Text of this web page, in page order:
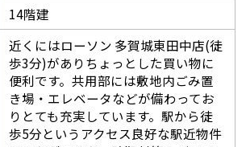
14階建
近くにはローソン 多賀城東田中店(徒
歩3分)がありちょっとした買い物に
便利です。共用部には敷地内ごみ置
き場・エレベータなどが備わってお
りとても充実しています。駅から徒
歩5分というアクセス良好な駅近物件